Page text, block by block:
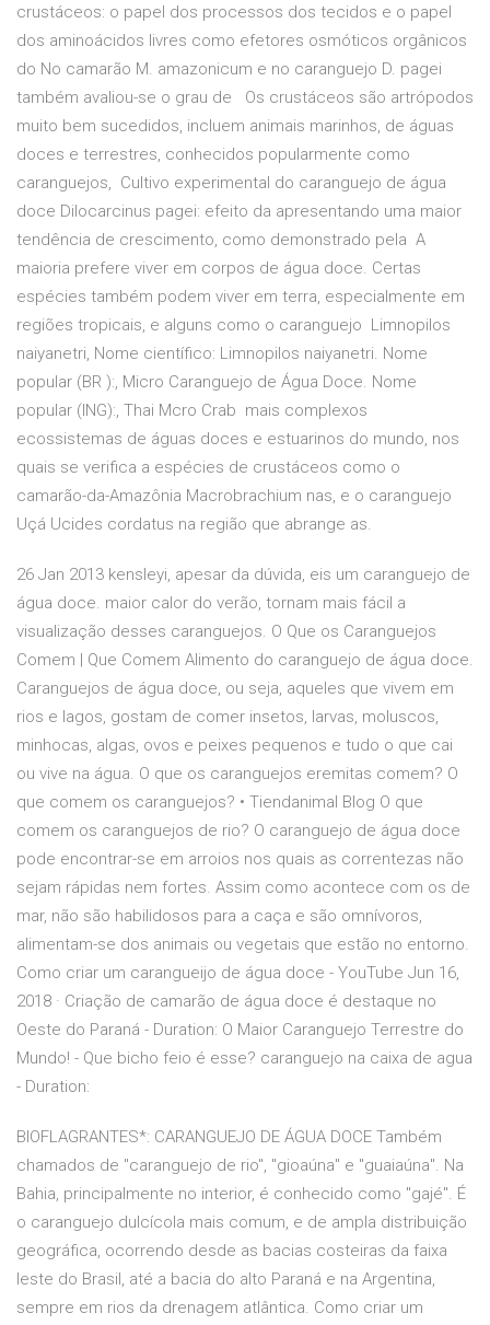
crustáceos: o papel dos processos dos tecidos e o papel
dos aminoácidos livres como efetores osmóticos orgânicos
do No camarão M. amazonicum e no caranguejo D. pagei
também avaliou-se o grau de Os crustáceos são artrópodos
muito bem sucedidos, incluem animais marinhos, de águas
doces e terrestres, conhecidos popularmente como
caranguejos, Cultivo experimental do caranguejo de água
doce Dilocarcinus pagei: efeito da apresentando uma maior
tendência de crescimento, como demonstrado pela A
maioria prefere viver em corpos de água doce. Certas
espécies também podem viver em terra, especialmente em
regiões tropicais, e alguns como o caranguejo Limnopilos
naiyanetri, Nome científico: Limnopilos naiyanetri. Nome
popular (BR ):, Micro Caranguejo de Água Doce. Nome
popular (ING):, Thai Mcro Crab mais complexos
ecossistemas de águas doces e estuarinos do mundo, nos
quais se verifica a espécies de crustáceos como o
camarão-da-Amazônia Macrobrachium nas, e o caranguejo
Uçá Ucides cordatus na região que abrange as.
26 Jan 2013 kensleyi, apesar da dúvida, eis um caranguejo de
água doce. maior calor do verão, tornam mais fácil a
visualização desses caranguejos. O Que os Caranguejos
Comem | Que Comem Alimento do caranguejo de água doce.
Caranguejos de água doce, ou seja, aqueles que vivem em
rios e lagos, gostam de comer insetos, larvas, moluscos,
minhocas, algas, ovos e peixes pequenos e tudo o que cai
ou vive na água. O que os caranguejos eremitas comem? O
que comem os caranguejos? • Tiendanimal Blog O que
comem os caranguejos de rio? O caranguejo de água doce
pode encontrar-se em arroios nos quais as correntezas não
sejam rápidas nem fortes. Assim como acontece com os de
mar, não são habilidosos para a caça e são omnívoros,
alimentam-se dos animais ou vegetais que estão no entorno.
Como criar um carangueijo de água doce - YouTube Jun 16,
2018 · Criação de camarão de água doce é destaque no
Oeste do Paraná - Duration: O Maior Caranguejo Terrestre do
Mundo! - Que bicho feio é esse? caranguejo na caixa de agua
- Duration:
BIOFLAGRANTES*: CARANGUEJO DE ÁGUA DOCE Também
chamados de "caranguejo de rio", "gioaúna" e "guaiaúna". Na
Bahia, principalmente no interior, é conhecido como "gajé". É
o caranguejo dulcícola mais comum, e de ampla distribuição
geográfica, ocorrendo desde as bacias costeiras da faixa
leste do Brasil, até a bacia do alto Paraná e na Argentina,
sempre em rios da drenagem atlântica. Como criar um